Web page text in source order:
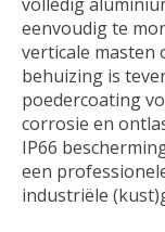
eenvoudig te
verticale masten
behuizing is
poedercoating
corrosie en
IP66
een
industriële